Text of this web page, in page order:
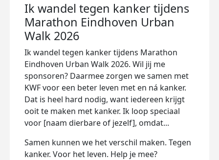
Ik wandel tegen kanker tijdens
Marathon Eindhoven Urban
Walk 2026
Ik wandel tegen kanker tijdens Marathon
Eindhoven Urban Walk 2026. Wil jij me
sponsoren? Daarmee zorgen we samen met
KWF voor een beter leven met en ná kanker.
Dat is heel hard nodig, want iedereen krijgt
ooit te maken met kanker. Ik loop speciaal
voor [naam dierbare of jezelf], omdat...
Samen kunnen we het verschil maken. Tegen
kanker. Voor het leven. Help je mee?